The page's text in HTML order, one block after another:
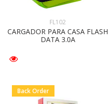
FL102
CARGADOR PARA CASA FLASH
DATA 3.0A
Back Order